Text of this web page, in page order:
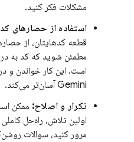
مشکلات فکر کنید.
استفاده از حصارهای
قطعه کدهایتان، از
مطمئن شوید که کد به
است. این کار خواندن و
Gemini آسان‌تر می‌کند.
تکرار و اصلاح: ممکن
اولین تلاش، راه‌حل
مرور کنید، سوالات